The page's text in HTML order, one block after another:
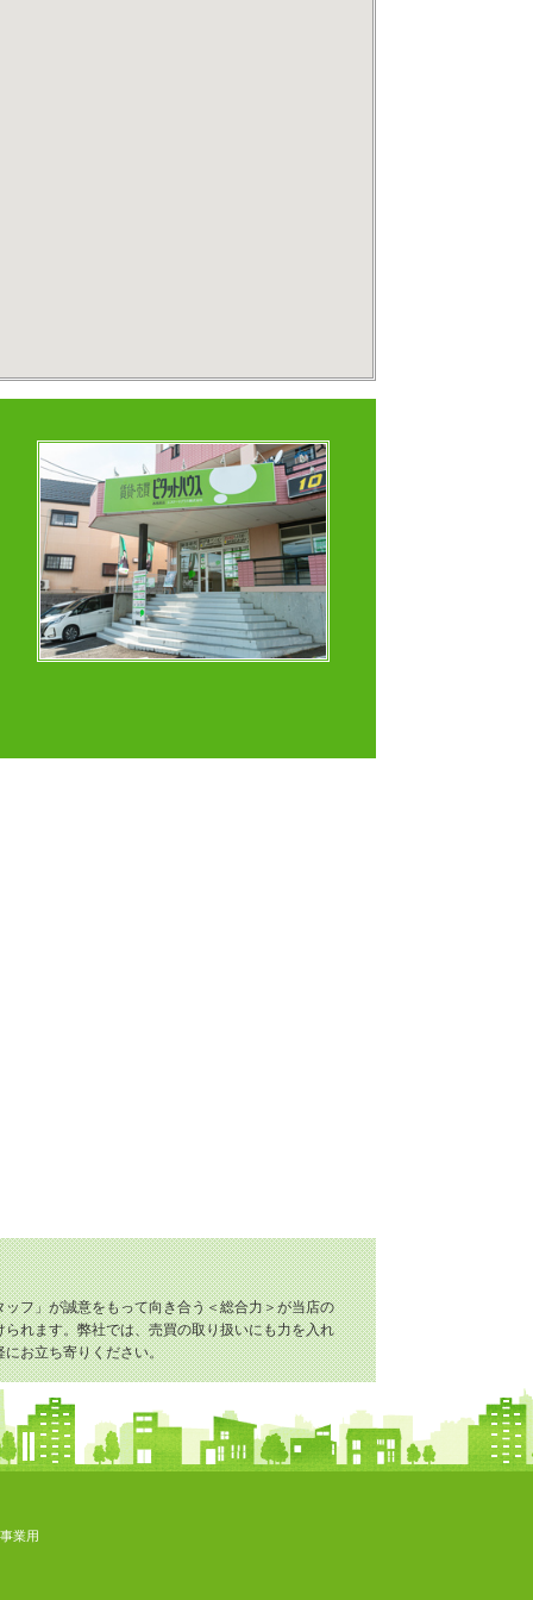
フ」が誠意をもって向き合う＜総合力＞が当店の
れます。弊社では、売買の取り扱いにも力を入れ
お立ち寄りください。
業用